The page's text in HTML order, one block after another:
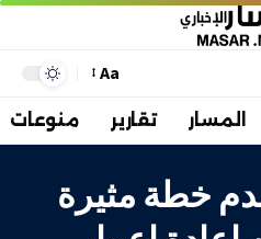
Aa
المسار تقارير منوعات
خطة مثيرة